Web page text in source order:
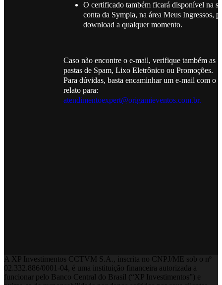
O certificado também ficará disponível na
conta da Sympla, na área Meus Ingressos,
download a qualquer momento.
Caso não encontre o e-mail, verifique também as
pastas de Spam, Lixo Eletrônico ou Promoções.
Para dúvidas, basta encaminhar um e-mail com o
relato para:
atendimentoexpert@origamieventos.com.br.
A XP Investimentos CCTVM S.A., inscrita no CNPJ/ME sob o nº
02.332.886/0001-­04, é uma instituição financeira autorizada a
funcionar pelo Banco Central do Brasil (“XP Investimentos”) e